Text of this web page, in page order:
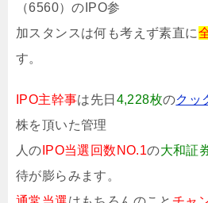
（6560）のIPO参
加スタンスは何も考えず素直に
す。
IPO主幹事は先日 4,228枚のクッ
株を頂いた管理
人の IPO当選回数NO.1の大和証
待が膨らみます。